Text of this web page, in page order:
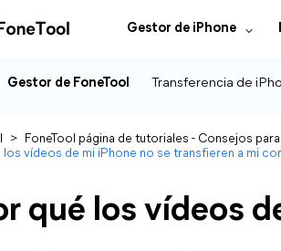
Gestor de iPhone
Gestor de FoneTool Transferencia de
> FoneTool página de tutoriales - Consejos
los vídeos de mi iPhone no se transfieren a mi
qué los vídeos